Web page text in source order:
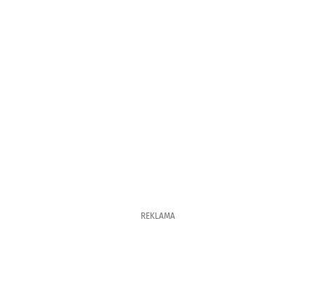
REKLAMA